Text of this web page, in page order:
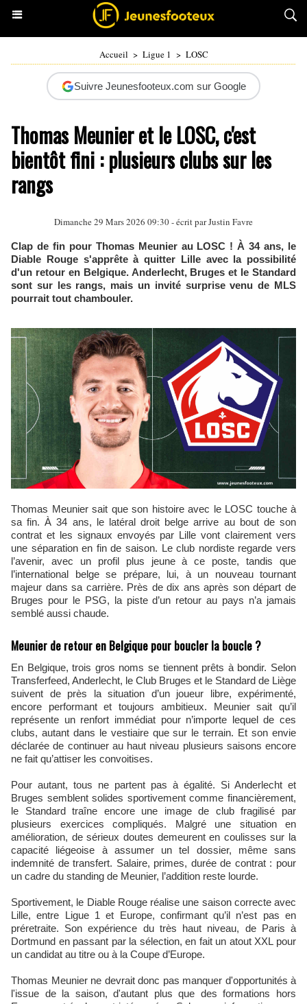
Accueil > Ligue 1 > LOSC
Suivre Jeunesfooteux.com sur Google
Thomas Meunier et le LOSC, c'est
bientôt fini : plusieurs clubs sur les
rangs
Dimanche 29 Mars 2026 09:30 - écrit parJustin Favre
Clap de fin pour Thomas Meunier au LOSC ! À 34 ans, le
Diable Rouge s'apprête à quitter Lille avec la possibilité
d'un retour en Belgique. Anderlecht, Bruges et le Standard
sont sur les rangs, mais un invité surprise venu de MLS
pourrait tout chambouler.
Thomas Meunier sait que son histoire avec le LOSC touche à
sa fin. À 34 ans, le latéral droit belge arrive au bout de son
contrat et les signaux envoyés par Lille vont clairement vers
une séparation en fin de saison. Le club nordiste regarde vers
l’avenir, avec un profil plus jeune à ce poste, tandis que
l’international belge se prépare, lui, à un nouveau tournant
majeur dans sa carrière. Près de dix ans après son départ de
Bruges pour le PSG, la piste d’un retour au pays n’a jamais
semblé aussi chaude.
Meunier de retour en Belgique pour boucler la boucle ?
En Belgique, trois gros noms se tiennent prêts à bondir. Selon
Transferfeed, Anderlecht, le Club Bruges et le Standard de Liège
suivent de près la situation d’un joueur libre, expérimenté,
encore performant et toujours ambitieux. Meunier sait qu’il
représente un renfort immédiat pour n’importe lequel de ces
clubs, autant dans le vestiaire que sur le terrain. Et son envie
déclarée de continuer au haut niveau plusieurs saisons encore
ne fait qu’attiser les convoitises.
Pour autant, tous ne partent pas à égalité. Si Anderlecht et
Bruges semblent solides sportivement comme financièrement,
le Standard traîne encore une image de club fragilisé par
plusieurs exercices compliqués. Malgré une situation en
amélioration, de sérieux doutes demeurent en coulisses sur la
capacité liégeoise à assumer un tel dossier, même sans
indemnité de transfert. Salaire, primes, durée de contrat : pour
un cadre du standing de Meunier, l’addition reste lourde.
Sportivement, le Diable Rouge réalise une saison correcte avec
Lille, entre Ligue 1 et Europe, confirmant qu’il n’est pas en
préretraite. Son expérience du très haut niveau, de Paris à
Dortmund en passant par la sélection, en fait un atout XXL pour
un candidat au titre ou à la Coupe d’Europe.
Thomas Meunier ne devrait donc pas manquer d'opportunités à
l'issue de la saison, d'autant plus que des formations hors